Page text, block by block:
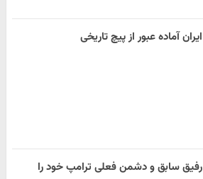
ایران آماده عبور از پیچ تاریخی
رفیق سابق و دشمن فعلی ترامپ خود را